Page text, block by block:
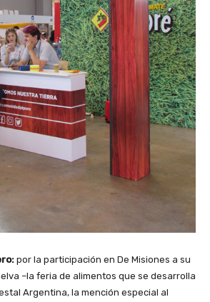
por la participación en De Misiones a su
–la feria de alimentos que se desarrolla
Argentina, la mención especial al